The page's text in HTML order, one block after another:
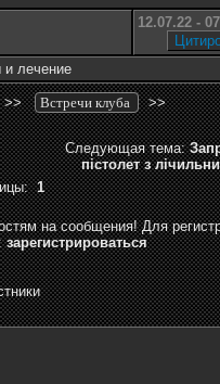
12.07.22 -
и лечение
Встречи клуба
>>
Следующая тема:
пістолет з
1
на сообщения! Для
зарегистрироваться